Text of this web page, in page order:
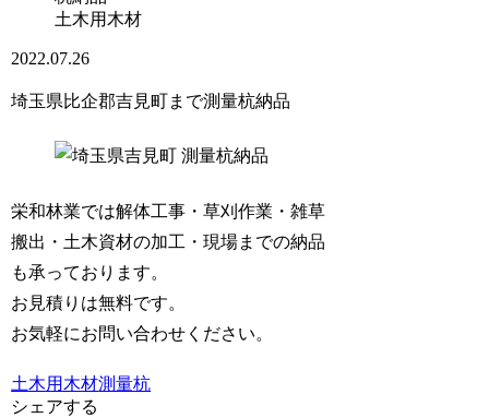
土木用木材
2022.07.26
埼玉県比企郡吉見町まで測量杭納品
栄和林業では解体工事・草刈作業・雑草
搬出・土木資材の加工・現場までの納品
も承っております。
お見積りは無料です。
お気軽にお問い合わせください。
土木用木材測量杭
シェアする